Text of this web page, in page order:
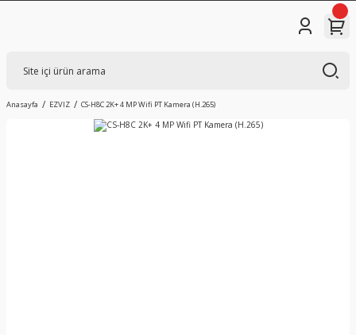
Anasayfa EZVIZ CS-H8C 2K+ 4 MP Wifi PT Kamera (H.265)